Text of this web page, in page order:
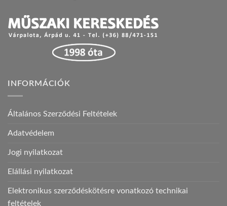
INFORMÁCIÓK
Általános Szerződési Feltételek
Adatvédelem
Jogi nyilatkozat
Elállási nyilatkozat
Elektronikus szerződéskötésre vonatkozó technikai
feltételek